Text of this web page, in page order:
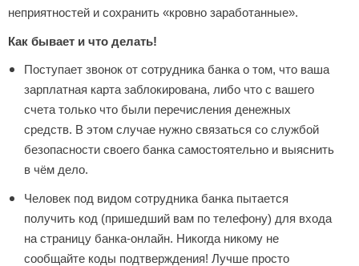
неприятностей и сохранить «кровно заработанные».
Как бывает и что делать!
Поступает звонок от сотрудника банка о том, что ваша
зарплатная карта заблокирована, либо что с вашего
счета только что были перечисления денежных
средств. В этом случае нужно связаться со службой
безопасности своего банка самостоятельно и выяснить
в чём дело.
Человек под видом сотрудника банка пытается
получить код (пришедший вам по телефону) для входа
на страницу банка-онлайн. Никогда никому не
сообщайте коды подтверждения! Лучше просто